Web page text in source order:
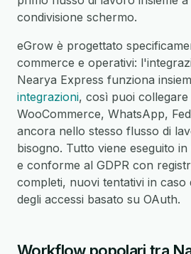
condivisione schermo.
eGrow è progettato
commerce e operativi:
Nearya Express funziona
integrazioni, così puoi
WooCommerce, WhatsApp,
ancora nello stesso flusso di
bisogno. Tutto viene eseguito
e conforme al GDPR con
completi, nuovi tentativi in
degli accessi basato su OAuth.